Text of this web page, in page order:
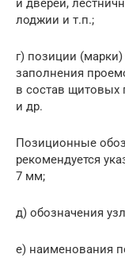
и дверей,
лоджии и т.п.;
г) позиции
заполнения
в состав щитовых
и др.
Позиционные
рекомендуется
7 мм;
д) обозначения
е) наименования